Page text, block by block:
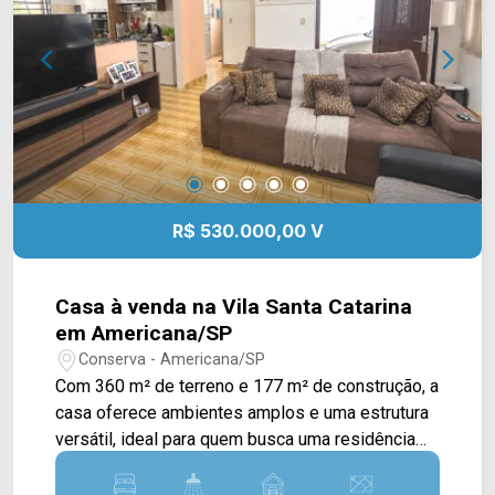
(19) 3475-4546 ARBIX IMÓVEIS - Presente em
cada mudança!
R$ 530.000,00 V
Casa à venda na Vila Santa Catarina
em Americana/SP
Conserva - Americana/SP
Com 360 m² de terreno e 177 m² de construção, a
casa oferece ambientes amplos e uma estrutura
versátil, ideal para quem busca uma residência
espaçosa ou um imóvel com possibilidade de